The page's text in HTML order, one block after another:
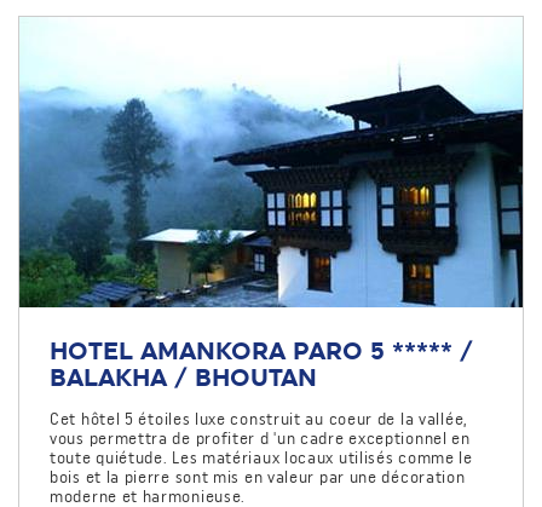
HOTEL AMANKORA PARO 5 ***** /
BALAKHA / BHOUTAN
Cet hôtel 5 étoiles luxe construit au coeur de la vallée,
vous permettra de profiter d 'un cadre exceptionnel en
toute quiétude. Les matériaux locaux utilisés comme le
bois et la pierre sont mis en valeur par une décoration
moderne et harmonieuse.